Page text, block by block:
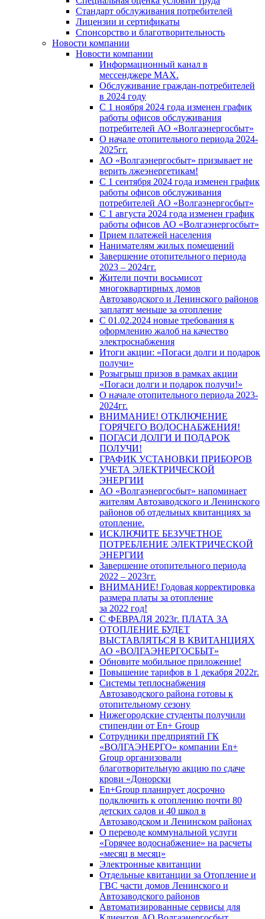
Стандарт обслуживания потребителей
Лицензии и сертификаты
Спонсорство и благотворительность
Новости компании
Новости компании
Информационный канал в
мессенджере MAX.
Обслуживание граждан-потребителей
в 2024 году
С 1 ноября 2024 года изменен график
работы офисов обслуживания
потребителей АО «Волгаэнергосбыт»
О начале отопительного периода 2024-
2025гг.
АО «Волгаэнергосбыт» призывает не
верить лжеэнергетикам!
С 1 сентября 2024 года изменен график
работы офисов обслуживания
потребителей АО «Волгаэнергосбыт»
С 1 августа 2024 года изменен график
работы офисов АО «Волгаэнергосбыт»
Прием платежей населения
Нанимателям жилых помещений
Завершение отопительного периода
2023 – 2024гг.
Жители почти восьмисот
многоквартирных домов
Автозаводского и Ленинского районов
заплатят меньше за отопление
С 01.02.2024 новые требования к
оформлению жалоб на качество
электроснабжения
Итоги акции: «Погаси долги и подарок
получи»
Розыгрыш призов в рамках акции
«Погаси долги и подарок получи!»
О начале отопительного периода 2023-
2024гг.
ВНИМАНИЕ! ОТКЛЮЧЕНИЕ
ГОРЯЧЕГО ВОДОСНАБЖЕНИЯ!
ПОГАСИ ДОЛГИ И ПОДАРОК
ПОЛУЧИ!
ГРАФИК УСТАНОВКИ ПРИБОРОВ
УЧЕТА ЭЛЕКТРИЧЕСКОЙ
ЭНЕРГИИ
АО «Волгаэнергосбыт» напоминает
жителям Автозаводского и Ленинского
районов об отдельных квитанциях за
отопление.
ИСКЛЮЧИТЕ БЕЗУЧЕТНОЕ
ПОТРЕБЛЕНИЕ ЭЛЕКТРИЧЕСКОЙ
ЭНЕРГИИ
Завершение отопительного периода
2022 – 2023гг.
ВНИМАНИЕ! Годовая корректировка
размера платы за отопление
за 2022 год!
С ФЕВРАЛЯ 2023г. ПЛАТА ЗА
ОТОПЛЕНИЕ БУДЕТ
ВЫСТАВЛЯТЬСЯ В КВИТАНЦИЯХ
АО «ВОЛГАЭНЕРГОСБЫТ»
Обновите мобильное приложение!
Повышение тарифов в 1 декабря 2022г.
Системы теплоснабжения
Автозаводского района готовы к
отопительному сезону
Нижегородские студенты получили
стипендии от En+ Group
Сотрудники предприятий ГК
«ВОЛГАЭНЕРГО» компании En+
Group организовали
благотворительную акцию по сдаче
крови «Донорски
En+Group планирует досрочно
подключить к отоплению почти 80
детских садов и 40 школ в
Автозаводском и Ленинском районах
О переводе коммунальной услуги
«Горячее водоснабжение» на расчеты
«месяц в месяц»
Электронные квитанции
Отдельные квитанции за Отопление и
ГВС части домов Ленинского и
Автозаводского районов
Автоматизированные сервисы для